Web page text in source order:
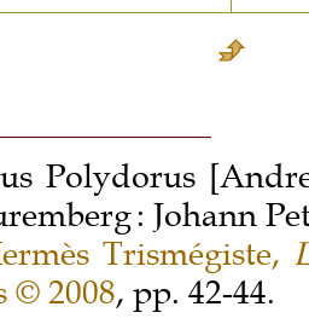
Polydorus
: Johann
Trismégiste,
© 2008, pp. 42-44.